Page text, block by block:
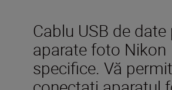
Cablu USB de date
aparate foto Nikon
specifice. Vă